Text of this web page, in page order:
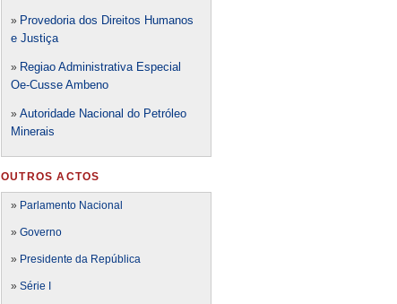
» Provedoria dos Direitos Humanos
e Justiça
» Regiao Administrativa Especial
Oe-Cusse Ambeno
» Autoridade Nacional do Petróleo
Minerais
OUTROS ACTOS
» Parlamento Nacional
» Governo
» Presidente da República
» Série I